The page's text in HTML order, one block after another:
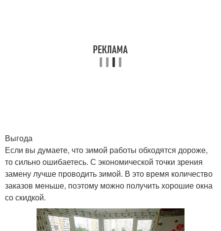
Выгода
Если вы думаете, что зимой работы обходятся дороже,
то сильно ошибаетесь. С экономической точки зрения
замену лучше проводить зимой. В это время количество
заказов меньше, поэтому можно получить хорошие окна
со скидкой.